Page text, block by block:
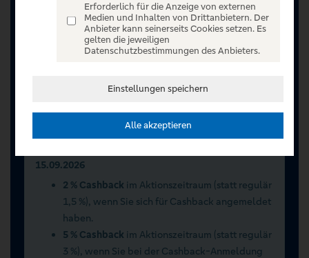
Jetzt anmelden oder registrieren
Volksbanken Raiffeisenbanken vorbehalten.
15.09.2026
2 % Cashback im Aktionszeitraum (statt regulär
1,5 %), wenn Sie sich für Cashback angemeldet
haben.
5 % Cashback im Aktionszeitraum (statt regulär
3 %), wenn Sie bei der Cashback-Anmeldung
Erforderlich für die Anzeige von externen
Medien und Inhalten von Drittanbietern. Der
Anbieter kann seinerseits Cookies setzen. Es
gelten die jeweiligen
Datenschutzbestimmungen des Anbieters.
Einstellungen speichern
Alle akzeptieren